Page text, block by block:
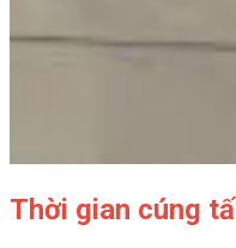
Thời gian cúng